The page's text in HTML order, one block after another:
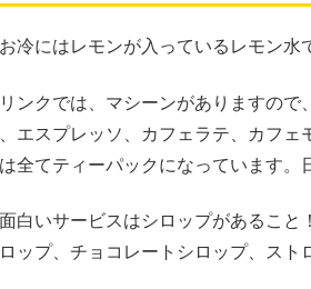
冷にはレモンが入っているレモン水
ンクでは、マシーンがありますので
エスプレッソ、カフェラテ、カフェ
全てティーパックになっています。
白いサービスはシロップがあること
ップ、チョコレートシロップ、スト